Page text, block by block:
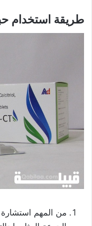
طريقة استخدام
من المهم